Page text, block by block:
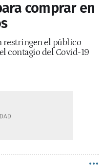
comprar en
restringen el público
contagio del Covid-19